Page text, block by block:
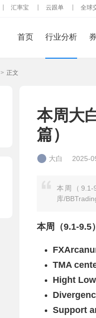
汇率宝 云跟单 全球
首页 行业分析
> 正文
本周大
篇）
大白 2025-
本周（
库/
本周（9.1-9.5
TMA
Hight
Support